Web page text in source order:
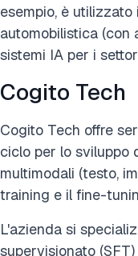
esempio, è
automobilistica (con
sistemi IA per i
Cogito Tech
Cogito Tech offre
ciclo per lo sviluppo
multimodali (testo,
training e il fine-
L'azienda si
supervisionato